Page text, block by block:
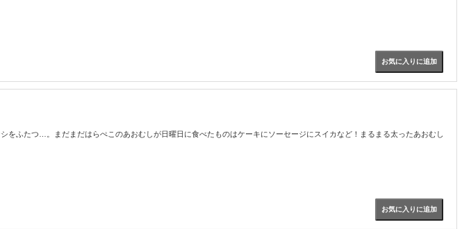
ふたつ…。まだまだはらぺこのあおむしが日曜日に食べたものはケーキにソーセージにスイカなど！まるまる太ったあおむし